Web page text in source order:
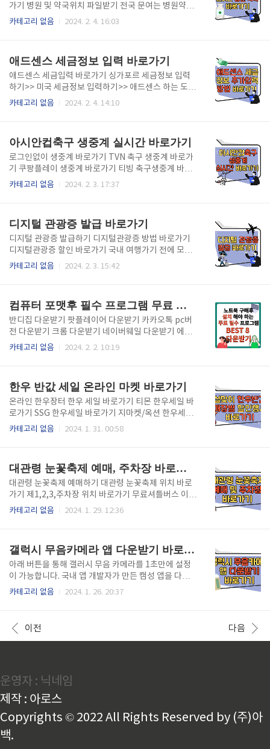
가기 병원 및 약국위치 파일받기 전국 문여는 병원약국
가기 설연휴동안 고양시에서 문을 여는 의료기관 및 약
카테고리 없음 2024. 2. 4. 16:03
애드센스 세금정보 입력 바로가기
애드센스 세금입력 바로가기 싱가포르 세금정보 입력
하기>> 미국 세금정보 입력하기>> 애드센스 하는 도중
보이는 빨간 메세지 경고창을 보셨나요? 특히 세금입력
메세지. 서둘러 신청하세요!
카테고리 없음 2024. 2. 4. 14:10
아시안컵축구 생중계 실시간 바로가기
로그인없이 생중계 바로가기 TVN 축구 생중계 바로가
기 쿠팡플레이 생중계 바로가기 티빙 축구생중계 바로
가기 이제 얼마 남지 않은 아시안컵축구 생생한 생중계
카테고리 없음 2024. 2. 3. 17:37
디지털 관광증 발급 바로가기
디지털 관광증 발급하기 디지털관광증 방법 바로가기
디지털관광증 할인 바로가기 국내 여행가기 전에 모르
면 손해보는 디지털 관광증 알고 계신가요? 관람, 체험,
카테고리 없음 2024. 2. 3. 15:42
컴퓨터 포맷후 필수 프로그램 무료 다운 바로가기
반디집 다운받기 팟플레이어 다운받기 카카오톡 pc버
전 다운받기 크롬 다운받기 네이버웨일 다운받기 에브
리씽 다운받기 고클린 다운받기 백신 어베스트 다운받
카테고리 없음 2024. 2. 2. 10:19
한우 반값 세일 온라인 마켓 바로가기
온라인 한우장터 한우 세일 바로가기 티몬 한우세일 바
로가기 SSG 한우세일 바로가기 지마켓/옥션 한우세일
바로가기 롯데온 한우세일 바로가기 홈플러스 한우세
기 롯데슈퍼 한우세일 바로가기 . 2024년 설맞이 한우
반값 세일 이벤트가 진행중입니다. 1/29일부터 2/9일
까지 온라인 마켓, 대형마트, SSM 에서 진행하는 한우
반값세일에 질높은 한우를 저렴하게 구매성공하시길
바랍니다. 최대 58% 할인하는 온라인 한우장터를 기본
마트, 롯데마트, GS리테..
카테고리 없음 2024. 1. 31. 00:58
대관령 눈꽃축제 예매, 주차장 바로가기
대관령 눈꽃축제 예매하기 대관령 눈꽃축제 위치 바로
가기 제1,2,3,주차장 위치 바로가기 무료셔틀버스 이용
하기 우리나라 국내 겨울축제하면 생각나는 강원도 대
카테고리 없음 2024. 1. 29. 12:36
갤럭시 무음카메라 앱 다운받기 바로가기
아래 버튼을 통해 갤러시 무음 카메라를 1초만에 설정
이 가능합니다. 국내 앱 개발자가 만든 캠성 앱을 다운
받아 1초만에 무음 카메라 설정을 완성해보세요 캠성
성 앱을 통해서 무음 카메라를 1초만에 설정해보세요.
간편하게 사용할 수 있는 방법 위 버튼을 통해 천천히
카테고리 없음 2024. 1. 26. 20:37
이전 다음
운영자 : 닉네임
제작 : 아로스
Copyrights © 2022 All Rights Reserved by (주)아
백.